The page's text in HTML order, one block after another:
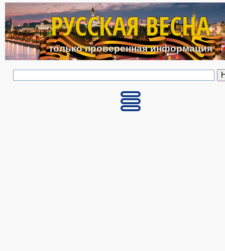
Перейти к основному
РУССКАЯ ВЕСНА
только проверенная информация